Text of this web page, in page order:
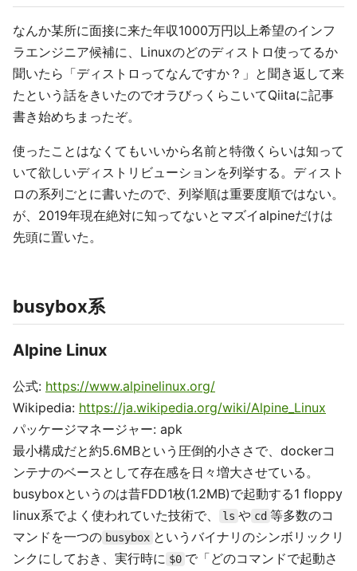
なんか某所に面接に来た年収1000万円以上希望のインフ
ラエンジニア候補に、Linuxのどのディストロ使ってるか
聞いたら「ディストロってなんですか？」と聞き返して来
たという話をきいたのでオラびっくらこいてQiitaに記事
書き始めちまったぞ。
使ったことはなくてもいいから名前と特徴くらいは知って
いて欲しいディストリビューションを列挙する。ディスト
ロの系列ごとに書いたので、列挙順は重要度順ではない。
が、2019年現在絶対に知ってないとマズイalpineだけは
先頭に置いた。
busybox系
Alpine Linux
公式: https://www.alpinelinux.org/
Wikipedia: https://ja.wikipedia.org/wiki/Alpine_Linux
パッケージマネージャー: apk
最小構成だと約5.6MBという圧倒的小ささで、dockerコ
ンテナのベースとして存在感を日々増大させている。
busyboxというのは昔FDD1枚(1.2MB)で起動する1 floppy
linux系でよく使われていた技術で、
ls や cd 等多数のコ
マンドを一つの busybox というバイナリのシンボリックリ
ンクにしておき、実行時に $0 で「どのコマンドで起動さ